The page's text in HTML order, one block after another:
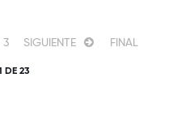
3 SIGUIENTE FINAL
DE 23